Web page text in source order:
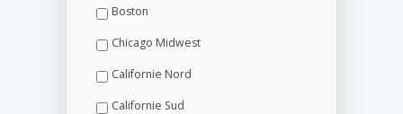
Boston
Chicago Midwest
Californie Nord
Californie Sud